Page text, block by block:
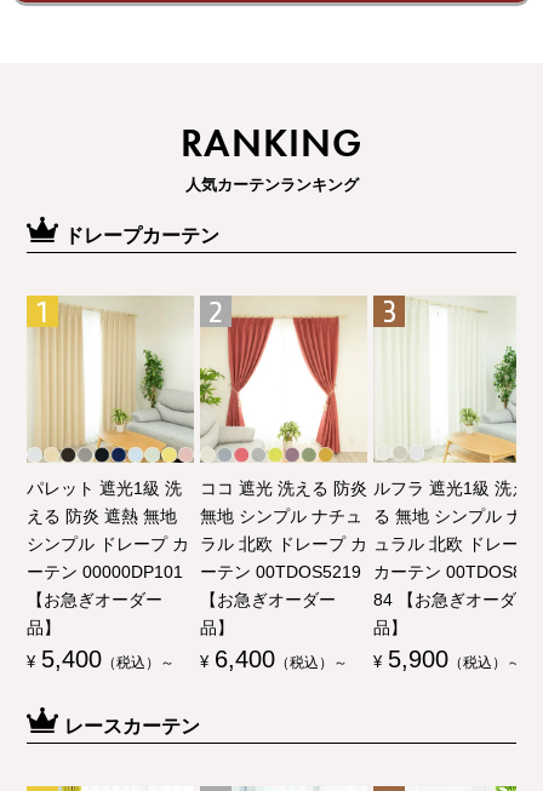
RANKING
人気カーテンランキング
ドレープカーテン
パレット 遮光1級 洗
える 防炎 遮熱 無地
シンプル ドレープ カ
ーテン 00000DP101
【お急ぎオーダー
品】
¥ 5,400 （税込）～
ココ 遮光 洗える 防炎
無地 シンプル ナチュ
ラル 北欧 ドレープ カ
ーテン 00TDOS5219
【お急ぎオーダー
品】
¥ 6,400 （税込）～
ルフラ 遮光1級 洗え
る 無地 シンプル ナチ
ュラル 北欧 ドレープ
カーテン 00TDOS80
84 【お急ぎオーダー
品】
¥ 5,900 （税込）～
レースカーテン